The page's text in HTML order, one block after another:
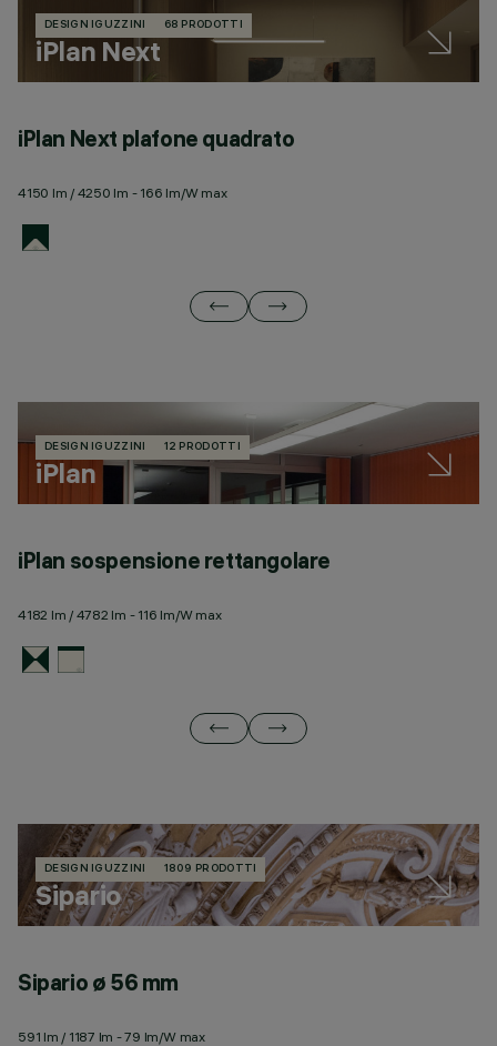
DESIGN IGUZZINI 68 PRODOTTI
iPlan Next
iPlan Next plafone quadrato
4150 lm / 4250 lm - 166 lm/W max
DESIGN IGUZZINI 12 PRODOTTI
iPlan
iPlan sospensione rettangolare
4182 lm / 4782 lm - 116 lm/W max
DESIGN IGUZZINI 1809 PRODOTTI
Sipario
Sipario ø 56 mm
591 lm / 1187 lm - 79 lm/W max